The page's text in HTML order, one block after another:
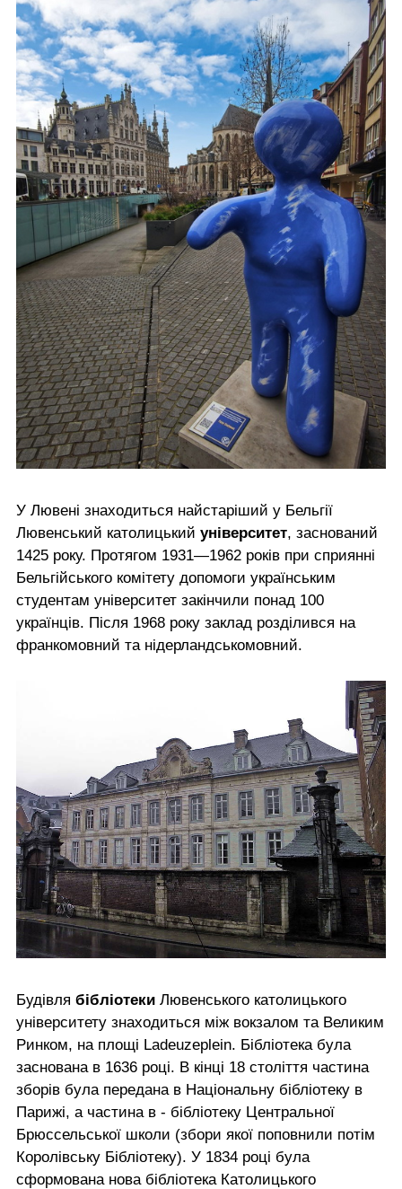
У Лювені знаходиться найстаріший у Бельгії
Лювенський католицький університет, заснований
1425 року. Протягом 1931—1962 років при сприянні
Бельгійського комітету допомоги українським
студентам університет закінчили понад 100
українців. Після 1968 року заклад розділився на
франкомовний та нідерландськомовний.
Будівля бібліотеки Лювенського католицького
університету знаходиться між вокзалом та Великим
Ринком, на площі Ladeuzeplein. Бібліотека була
заснована в 1636 році. В кінці 18 століття частина
зборів була передана в Національну бібліотеку в
Парижі, а частина в - бібліотеку Центральної
Брюссельської школи (збори якої поповнили потім
Королівську Бібліотеку). У 1834 році була
сформована нова бібліотека Католицького